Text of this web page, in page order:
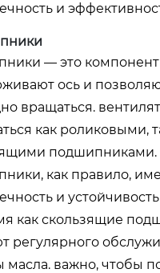
и
— это
ось и
вращаться.
как роликовыми,
подшипниками.
как правило,
и
как скользящие
регулярного
масла. важно, чтобы